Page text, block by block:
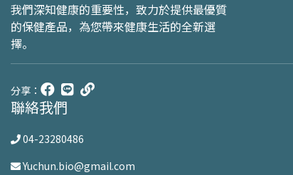
我們深知健康的重要性，致力於提供最優質
的保健產品，為您帶來健康生活的全新選
擇。
分享：
聯絡我們
04-23280486
Yuchun.bio@gmail.com